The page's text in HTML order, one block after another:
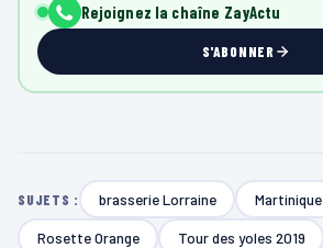
Rejoignez la chaîne ZayActu
S'ABONNER
SUJETS : brasserie Lorraine Martinique
Rosette Orange Tour des yoles 2019